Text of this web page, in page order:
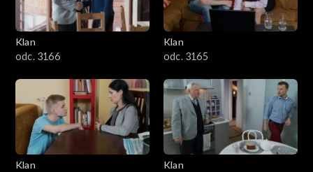
Klan
odc. 3166
Klan
odc. 3165
Klan
Klan